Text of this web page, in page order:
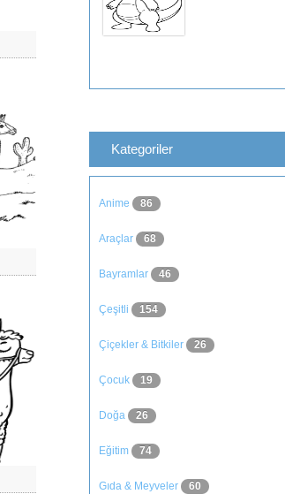
Kategoriler
Anime 86
Araçlar 68
Bayramlar 46
Çeşitli 154
Çiçekler & Bitkiler 26
Çocuk 19
Doğa 26
Eğitim 74
Gıda & Meyveler 60